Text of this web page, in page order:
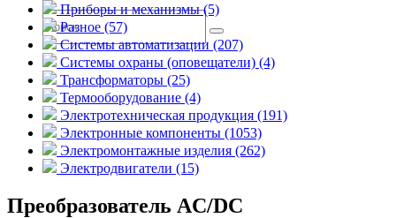
Приборы и механизмы (5)
Разное (57)
Системы автоматизации (207)
Системы охраны (оповещатели) (4)
Трансформаторы (25)
Термооборудование (4)
Электротехническая продукция (191)
Электронные компоненты (1053)
Электромонтажные изделия (262)
Электродвигатели (15)
Преобразователь AC/DC